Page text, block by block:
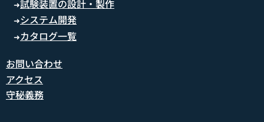
➜試験装置の設計・製作
➜システム開発
➜カタログ一覧
お問い合わせ
アクセス
守秘義務